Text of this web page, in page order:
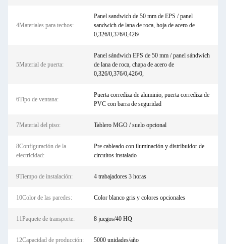
4Materiales para techos:
Panel sandwich de 50 mm de EPS / panel
sandwich de lana de roca, hoja de acero de
0,326/0,376/0,426/
5Material de puerta:
Panel sándwich EPS de 50 mm / panel sándwich
de lana de roca, chapa de acero de
0,326/0,376/0,426/0,
6Tipo de ventana:
Puerta corrediza de aluminio, puerta corrediza de
PVC con barra de seguridad
7Material del piso: Tablero MGO / suelo opcional
8Configuración de la
electricidad:
Pre cableado con iluminación y distribuidor de
circuitos instalado
9Tiempo de instalación: 4 trabajadores 3 horas
10Color de las paredes: Color blanco gris y colores opcionales
11Paquete de transporte: 8 juegos/40 HQ
12Capacidad de producción: 5000 unidades/año